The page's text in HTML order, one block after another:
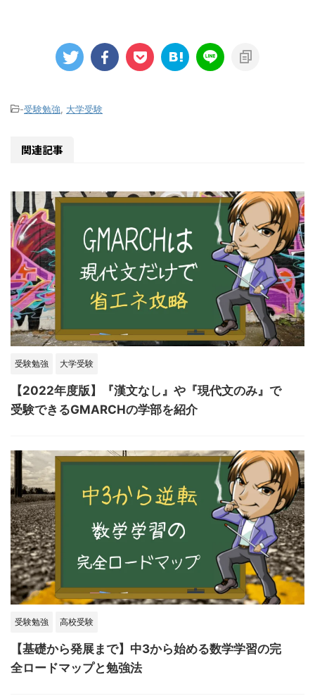
-受験勉強 大学受験
関連記事
受験勉強 大学受験
【2022年度版】『漢文なし』や『現代文のみ』で
受験できるGMARCHの学部を紹介
受験勉強 高校受験
【基礎から発展まで】中3から始める数学学習の完
全ロードマップと勉強法